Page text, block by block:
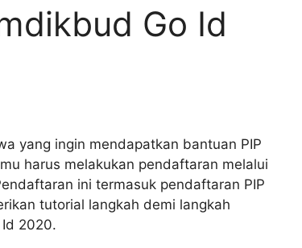
Go Id
yang ingin mendapatkan bantuan PIP
harus melakukan pendaftaran melalui
ini termasuk pendaftaran PIP
tutorial langkah demi langkah
2020.